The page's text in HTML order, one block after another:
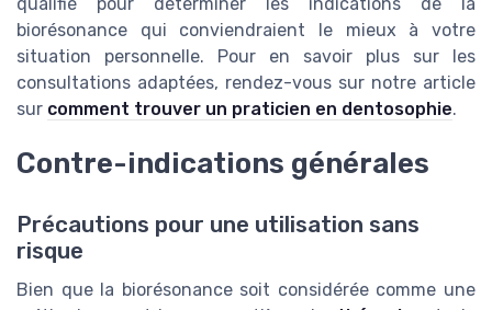
biorésonance qui conviendraient le mieux à votre
situation personnelle. Pour en savoir plus sur les
consultations adaptées, rendez-vous sur notre article
sur comment trouver un praticien en dentosophie.
Contre-indications générales
Précautions pour une utilisation sans
risque
Bien que la biorésonance soit considérée comme une